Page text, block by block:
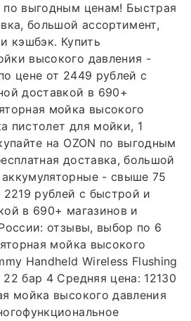
по выгодным ценам! Быстрая
большой ассортимент,
кэшбэк. Купить
высокого давления -
цене от 2449 рублей с
доставкой в 690+
мойка высокого
пистолет для мойки, 1
на OZON по выгодным
доставка, большой
- свыше 75
рублей с быстрой и
в 690+ магазинов и
отзывы, выбор по 6
мойка высокого
Handheld Wireless Flushing
22 бар 4 Средняя цена: 12130
мойка высокого давления